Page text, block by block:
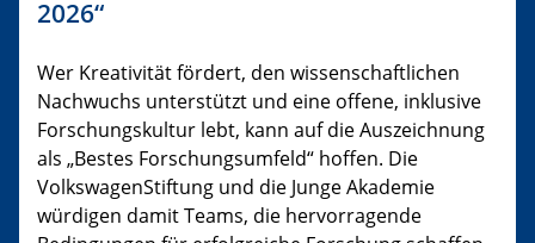
2026“
Wer Kreativität fördert, den wissenschaftlichen
Nachwuchs unterstützt und eine offene, inklusive
Forschungskultur lebt, kann auf die Auszeichnung
als „Bestes Forschungsumfeld“ hoffen. Die
VolkswagenStiftung und die Junge Akademie
würdigen damit Teams, die hervorragende